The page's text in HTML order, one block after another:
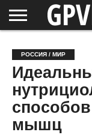
ОБЛАСТЬ
НОВОСТИ
СОСЕДЕЙ
РОССИЯ
/ МИР
СПЕЦПРОЕКТЫ
БЛОГ
СТАТЬИ
ИНТЕРВЬЮ
ОБЪЕКТЫ
ПОДБОРКИ
РОССИЯ / МИР
мышц